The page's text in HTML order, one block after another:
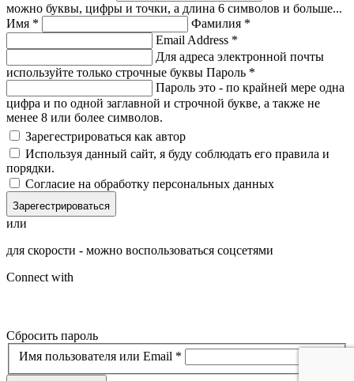
можно буквы, цифры и точки, а длина 6 символов и больше...
Имя * Фамилия *
Email Address *
Для адреса электронной почты
используйте только строчные буквы Пароль *
Пароль это - по крайней мере одна
цифра и по одной заглавной и строчной букве, а также не
менее 8 или более символов.
Зарегестрироваться как автор
Используя данный сайт, я буду соблюдать его правила и
порядки.
Согласие на обработку персональных данных
Зарегестрироваться
или
для скорости - можно воспользоваться соцсетями
Connect with
Сбросить пароль
Имя пользователя или Email *